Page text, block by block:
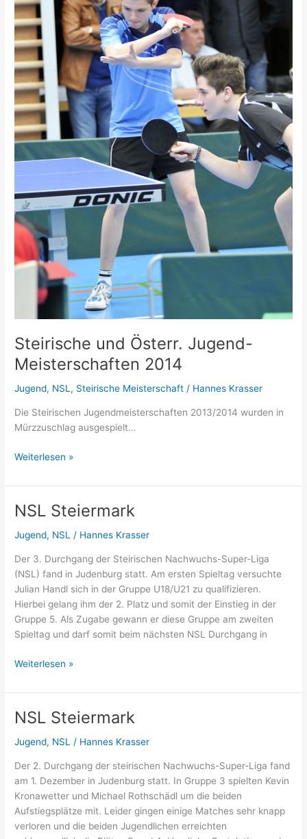
Steirische und Österr. Jugend-
Meisterschaften 2014
Jugend, NSL, Steirische Meisterschaft / Hannes Krasser
Die Steirischen Jugendmeisterschaften 2013/2014 wurden in
Mürzzuschlag ausgespielt…
Steirische
Österr.
Meisterschaften
2014
Weiterlesen »
NSL Steiermark
Jugend, NSL / Hannes Krasser
Der 3. Durchgang der Steirischen Nachwuchs-Super-Liga
(NSL) fand in Judenburg statt. Am ersten Spieltag versuchte
Julian Handl sich in der Gruppe U18/U21 zu qualifizieren.
Hierbei gelang ihm der 2. Platz und somit der Einstieg in der
Gruppe 5. Als Zugabe gewann er diese Gruppe am zweiten
Spieltag und darf somit beim nächsten NSL Durchgang in
NSL
Weiterlesen »
NSL Steiermark
Jugend, NSL / Hannes Krasser
Der 2. Durchgang der steirischen Nachwuchs-Super-Liga fand
am 1. Dezember in Judenburg statt. In Gruppe 3 spielten Kevin
Kronawetter und Michael Rothschädl um die beiden
Aufstiegsplätze mit. Leider gingen einige Matches sehr knapp
verloren und die beiden Jugendlichen erreichten